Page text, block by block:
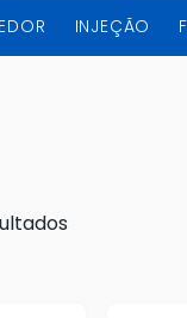
INJEÇÃO